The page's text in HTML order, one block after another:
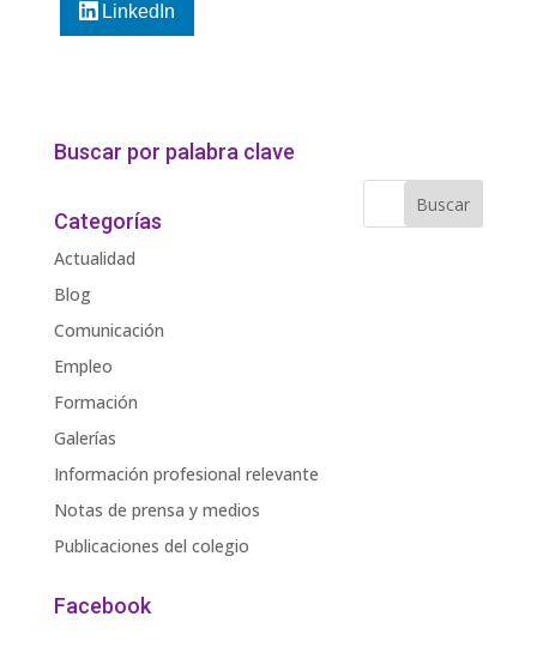
LinkedIn
Buscar por palabra clave
Categorías
Actualidad
Blog
Comunicación
Empleo
Formación
Galerías
Información profesional relevante
Notas de prensa y medios
Publicaciones del colegio
Facebook